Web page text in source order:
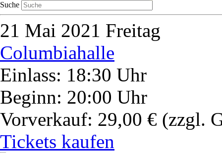
Suche
21 Mai 2021 Freitag
Columbiahalle
Einlass: 18:30 Uhr
Beginn: 20:00 Uhr
Vorverkauf: 29,00 € (zzgl.
Tickets kaufen